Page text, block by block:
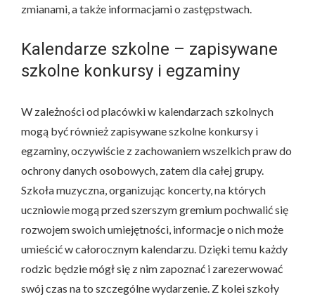
zmianami, a także informacjami o zastępstwach.
Kalendarze szkolne – zapisywane
szkolne konkursy i egzaminy
W zależności od placówki w kalendarzach szkolnych
mogą być również zapisywane szkolne konkursy i
egzaminy, oczywiście z zachowaniem wszelkich praw do
ochrony danych osobowych, zatem dla całej grupy.
Szkoła muzyczna, organizując koncerty, na których
uczniowie mogą przed szerszym gremium pochwalić się
rozwojem swoich umiejętności, informacje o nich może
umieścić w całorocznym kalendarzu. Dzięki temu każdy
rodzic będzie mógł się z nim zapoznać i zarezerwować
swój czas na to szczególne wydarzenie. Z kolei szkoły